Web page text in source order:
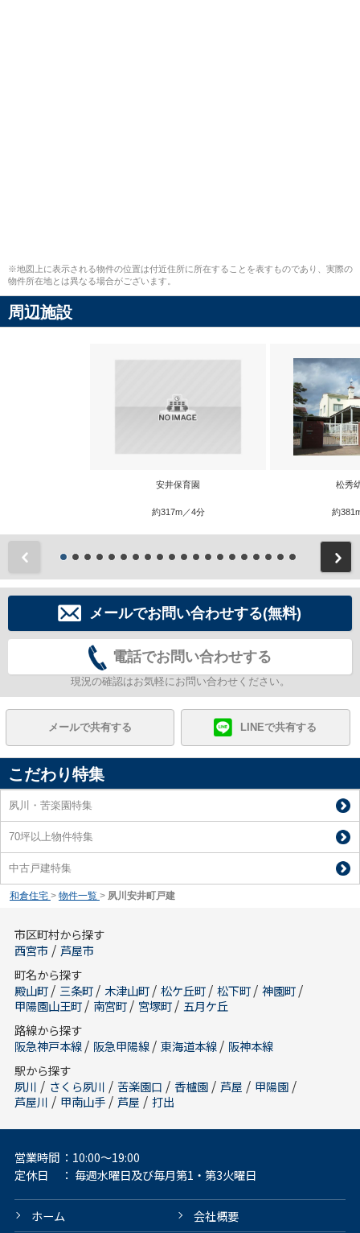
※地図上に表示される物件の位置は付近住所に所在することを表すものであり、実際の
物件所在地とは異なる場合がございます。
周辺施設
安井保育園
約317m／4分
松秀
約
メールでお問い合わせする(無料)
電話でお問い合わせする
現況の確認はお気軽にお問い合わせください。
メールで共有する LINEで共有する
こだわり特集
夙川・苦楽園特集
70坪以上物件特集
中古戸建特集
和倉住宅 > 物件一覧 > 夙川安井町戸建
市区町村から探す
西宮市 / 芦屋市
町名から探す
殿山町/ 三条町/ 木津山町/ 松ケ丘町/ 松下町/ 神園町/
甲陽園山王町/ 南宮町/ 宮塚町/ 五月ケ丘
路線から探す
阪急神戸本線/ 阪急甲陽線/ 東海道本線/ 阪神本線
駅から探す
夙川 / さくら夙川 / 苦楽園口 / 香櫨園 / 芦屋 / 甲陽園 /
芦屋川 / 甲南山手 / 芦屋 / 打出
営業時間 ：10:00～19:00
定休日
： 毎週水曜日及び毎月第1・第3火曜日
ホーム 会社概要